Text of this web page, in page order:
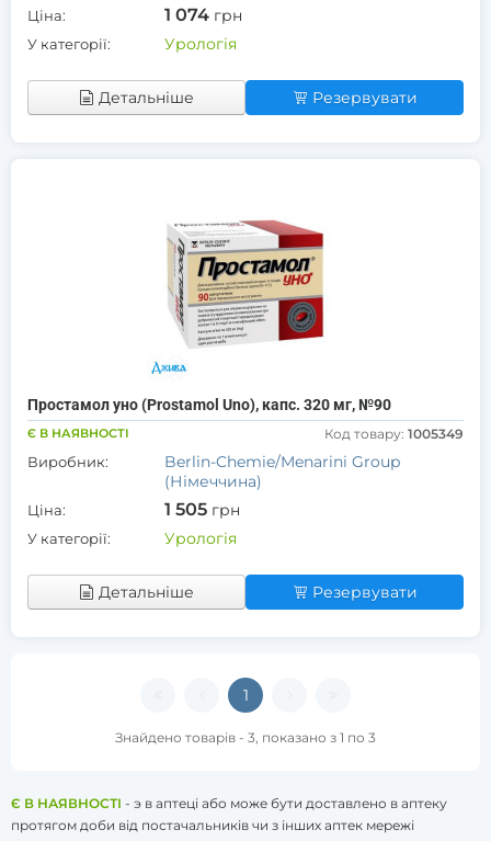
Ціна: 1 074 грн
У категорії: Урологія
Детальніше Резервувати
Простамол уно (Prostamol Uno), капс. 320 мг, №90
Є В НАЯВНОСТІ Код товару: 1005349
Виробник:
Berlin-Chemie/Menarini Group
(Німеччина)
Ціна: 1 505 грн
У категорії: Урологія
Детальніше Резервувати
1
Знайдено товарів - 3, показано з 1 по 3
Є В НАЯВНОСТІ - э в аптеці або може бути доставлено в аптеку
протягом доби від постачальників чи з інших аптек мережі